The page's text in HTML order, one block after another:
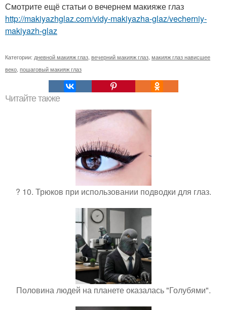
Смотрите ещё статьи о вечернем макияже глаз
http://makiyazhglaz.com/vidy-makiyazha-glaz/vecherniy-
makiyazh-glaz
Категории: дневной макияж глаз, вечерний макияж глаз, макияж глаз нависшее
веко, пошаговый макияж глаз
Читайте также
? 10. Трюков при использовании подводки для глаз.
Половина людей на планете оказалась "Голубями".